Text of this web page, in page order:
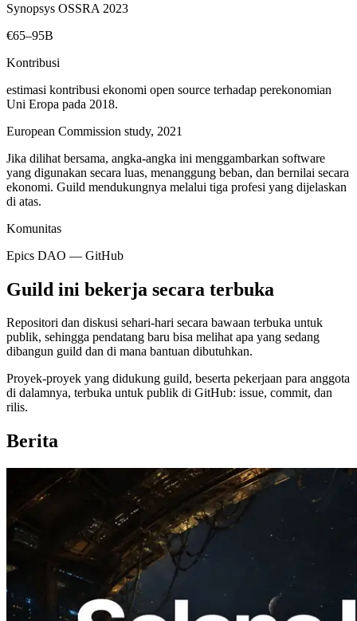
Synopsys OSSRA 2023
€65–95B
Kontribusi
estimasi kontribusi ekonomi open source terhadap perekonomian
Uni Eropa pada 2018.
European Commission study, 2021
Jika dilihat bersama, angka-angka ini menggambarkan software
yang digunakan secara luas, menanggung beban, dan bernilai secara
ekonomi. Guild mendukungnya melalui tiga profesi yang dijelaskan
di atas.
Komunitas
Epics DAO — GitHub
Guild ini bekerja secara terbuka
Repositori dan diskusi sehari-hari secara bawaan terbuka untuk
publik, sehingga pendatang baru bisa melihat apa yang sedang
dibangun guild dan di mana bantuan dibutuhkan.
Proyek-proyek yang didukung guild, beserta pekerjaan para anggota
di dalamnya, terbuka untuk publik di GitHub: issue, commit, dan
rilis.
Berita